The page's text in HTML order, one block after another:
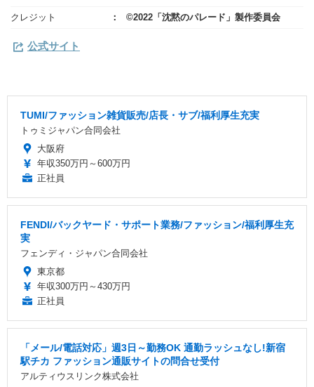
クレジット ©2022「沈黙のパレード」製作委員会
公式サイト
TUMI/ファッション雑貨販売/店長・サブ/福利厚生充実
トゥミジャパン合同会社
大阪府
年収350万円～600万円
正社員
FENDI/バックヤード・サポート業務/ファッション/福利厚生充
実
フェンディ・ジャパン合同会社
東京都
年収300万円～430万円
正社員
「メール/電話対応」週3日～勤務OK 通勤ラッシュなし!新宿
駅チカ ファッション通販サイトの問合せ受付
アルティウスリンク株式会社